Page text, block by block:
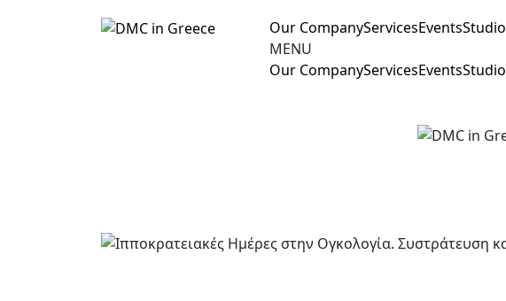
Our CompanyServicesEventsStudio
MENU
Our CompanyServicesEventsStudio